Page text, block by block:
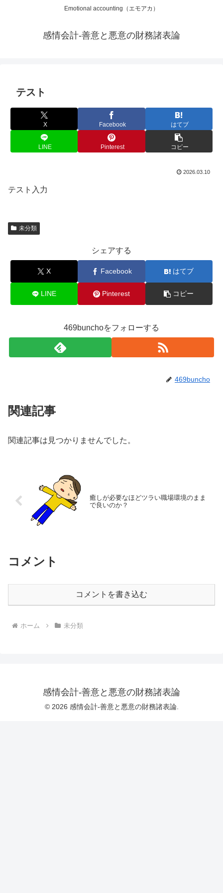
Emotional accounting（エモアカ）
感情会計-善意と悪意の財務諸表論
テスト
X Facebook はてブ
LINE Pinterest コピー
2026.03.10
テスト入力
未分類
シェアする
X Facebook はてブ
LINE Pinterest コピー
469bunchoをフォローする
469buncho
関連記事
関連記事は見つかりませんでした。
癒しが必要なほどツラい職場環境のまま
で良いのか？
コメント
コメントを書き込む
ホーム 未分類
感情会計-善意と悪意の財務諸表論
© 2026 感情会計-善意と悪意の財務諸表論.